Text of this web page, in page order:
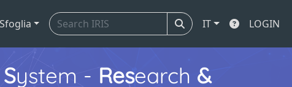
Sfoglia IT LOGIN
System - Research &